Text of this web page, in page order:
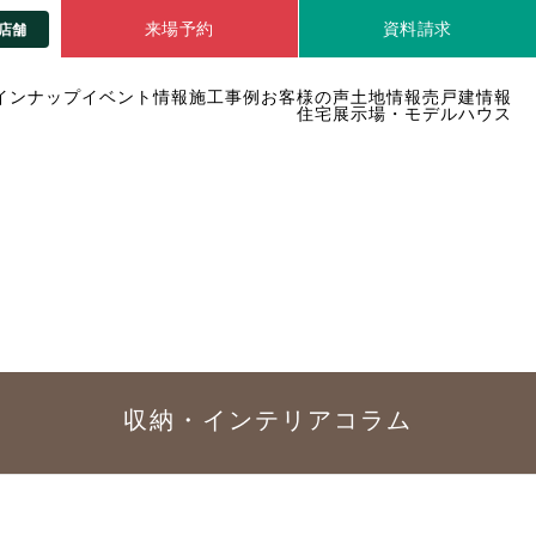
ンナップイベント情報施工事例 お客様の声土地情報売戸建情報
住宅展示場・モデルハウス
舗 来場予約 資料請求
収納・インテリア コラム